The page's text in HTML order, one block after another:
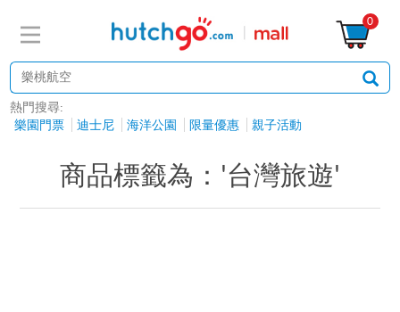
0
熱門搜尋:
樂園門票
迪士尼 海洋公園 限量優惠 親子活動
商品標籤為：'台灣旅遊'